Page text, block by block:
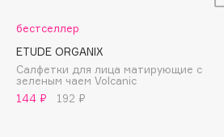
BOOMSHOP
BORK
Brunello Cucinelli
Bvlgari
бестселлер
ETUDE ORGANIX
Салфетки для лица матирующие с
зеленым чаем Volcanic
144 ₽
192 ₽